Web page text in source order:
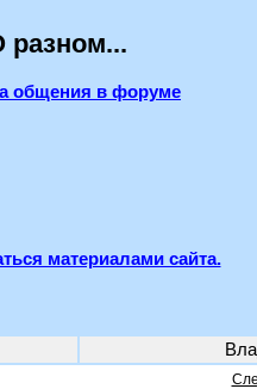
разном...
общения в форуме
материалами сайта.